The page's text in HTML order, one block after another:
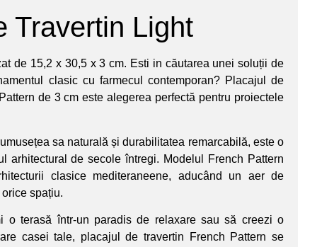
Travertin Light
de 15,2 x 30,5 x 3 cm. Esti in căutarea unei soluții de
clasic cu farmecul contemporan? Placajul de
de 3 cm este alegerea perfectă pentru proiectele
sa naturală și durabilitatea remarcabilă, este o
arhitectural de secole întregi. Modelul French Pattern
clasice mediteraneene, aducând un aer de
spațiu.
o terasă într-un paradis de relaxare sau să creezi o
casei tale, placajul de travertin French Pattern se